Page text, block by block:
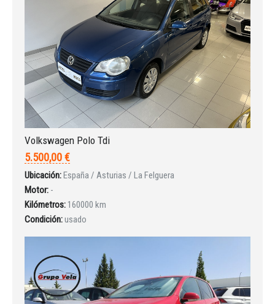
¿Ha olvidado la contraseña?
Volkswagen Polo Tdi
5.500,00 €
Ubicación:España / Asturias / La Felguera
Motor: -
Kilómetros: 160000 km
Condición:usado